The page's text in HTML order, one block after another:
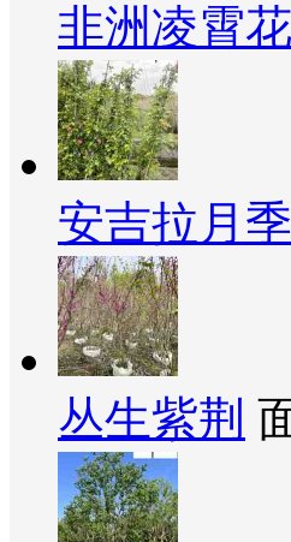
非洲凌霄花
安吉拉月季
丛生紫荆